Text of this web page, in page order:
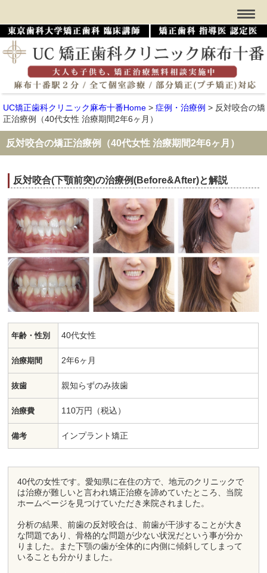
UC矯正歯科クリニック麻布十番Home > 症例・治療例 > 反対咬合の矯
正治療例（40代女性 治療期間2年6ヶ月）
反対咬合の矯正治療例（40代女性 治療期間2年6ヶ月）
反対咬合(下顎前突)の治療例(Before&After)と解説
年齢・性別 40代女性
治療期間 2年6ヶ月
抜歯 親知らずのみ抜歯
治療費 110万円（税込）
備考 インプラント矯正
40代の女性です。愛知県に在住の方で、地元のクリニックで
は治療が難しいと言われ矯正治療を諦めていたところ、当院
ホームページを見つけていただき来院されました。
分析の結果、前歯の反対咬合は、前歯が干渉することが大き
な問題であり、骨格的な問題が少ない状況だという事が分か
りました。また下顎の歯が全体的に内側に傾斜してしまって
いることも分かりました。